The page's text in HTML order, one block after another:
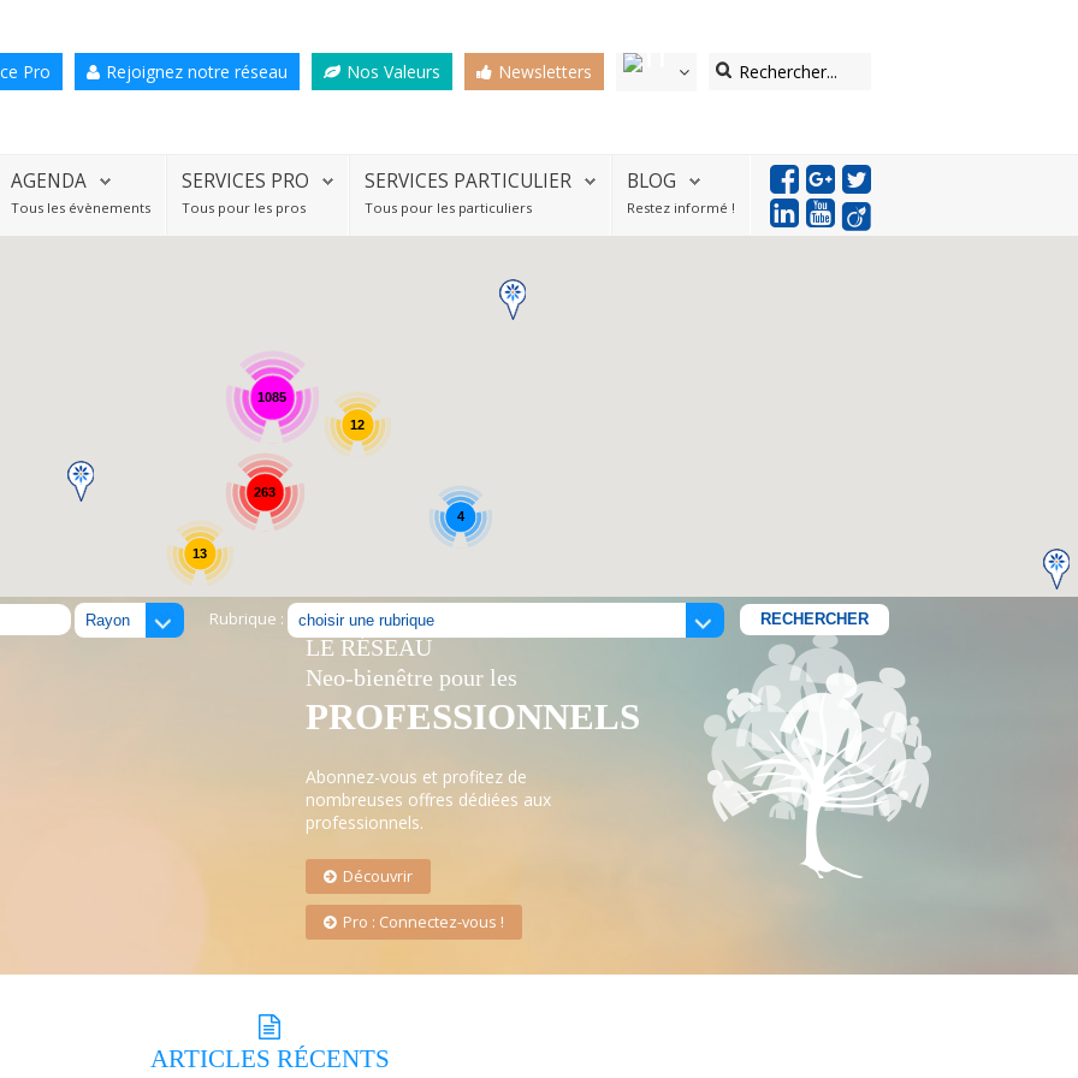
Pro Rejoignez notre réseau Nos Valeurs Newsletters
AGENDA
Tous les évènements
SERVICES PRO
Tous pour les pros
SERVICES PARTICULIER
Tous pour les particuliers
BLOG
Restez informé !
1085
13
263
4
12
Rubrique :
LE RÉSEAU
Neo-bienêtre pour les
PROFESSIONNELS
Abonnez-vous et profitez de
nombreuses offres dédiées aux
professionnels.
Découvrir
Pro : Connectez-vous !
ARTICLES RÉCENTS